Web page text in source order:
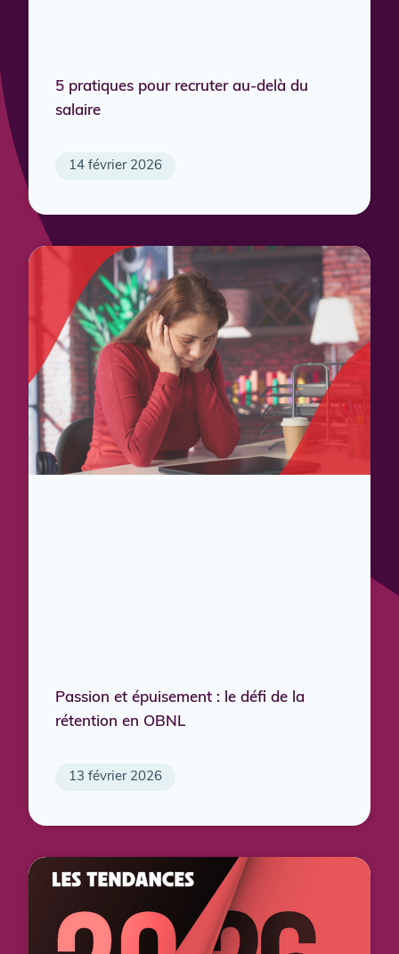
5 pratiques pour recruter au-delà du
salaire
14 février 2026
Passion et épuisement : le défi de la
rétention en OBNL
13 février 2026